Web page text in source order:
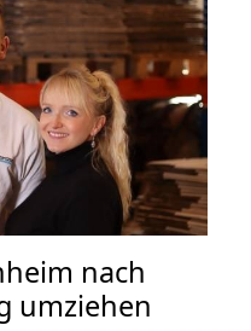
nach
umziehen